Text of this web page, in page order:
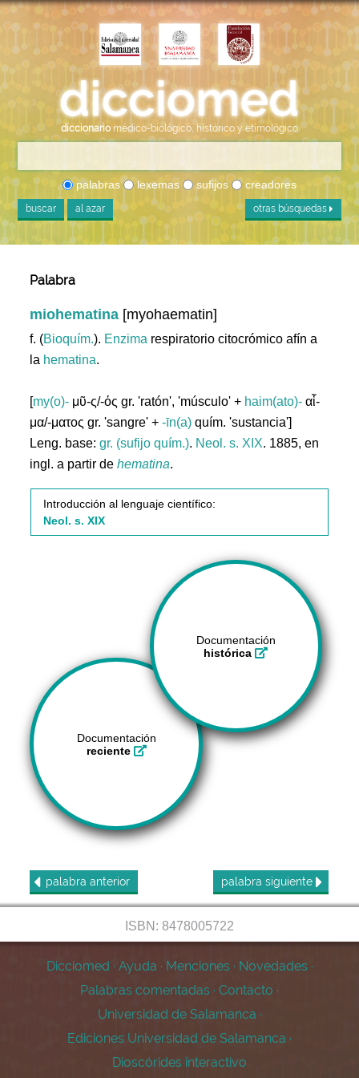
diccionario médico-biológico, histórico y etimológico
palabras lexemas sufijos creadores
buscar al azar otras búsquedas
Palabra
miohematina [myohaematin]
f. (Bioquím.). Enzima respiratorio citocrómico afín a
la hematina.
[my(o)- μῦ-ς/-ός gr. 'ratón', 'músculo' + haim(ato)- αἷ-
μα/-ματος gr. 'sangre' +-īn(a) quím. 'sustancia']
Leng. base:gr. (sufijo quím.). Neol. s. XIX. 1885, en
ingl. a partir dehematina.
Introducción al lenguaje científico:
Neol. s. XIX
Documentación
histórica
Documentación
reciente
palabra anterior palabra siguiente
ISBN: 8478005722
Dicciomed · Ayuda · Menciones · Novedades ·
Palabras comentadas · Contacto ·
Universidad de Salamanca ·
Ediciones Universidad de Salamanca ·
Dioscórides interactivo